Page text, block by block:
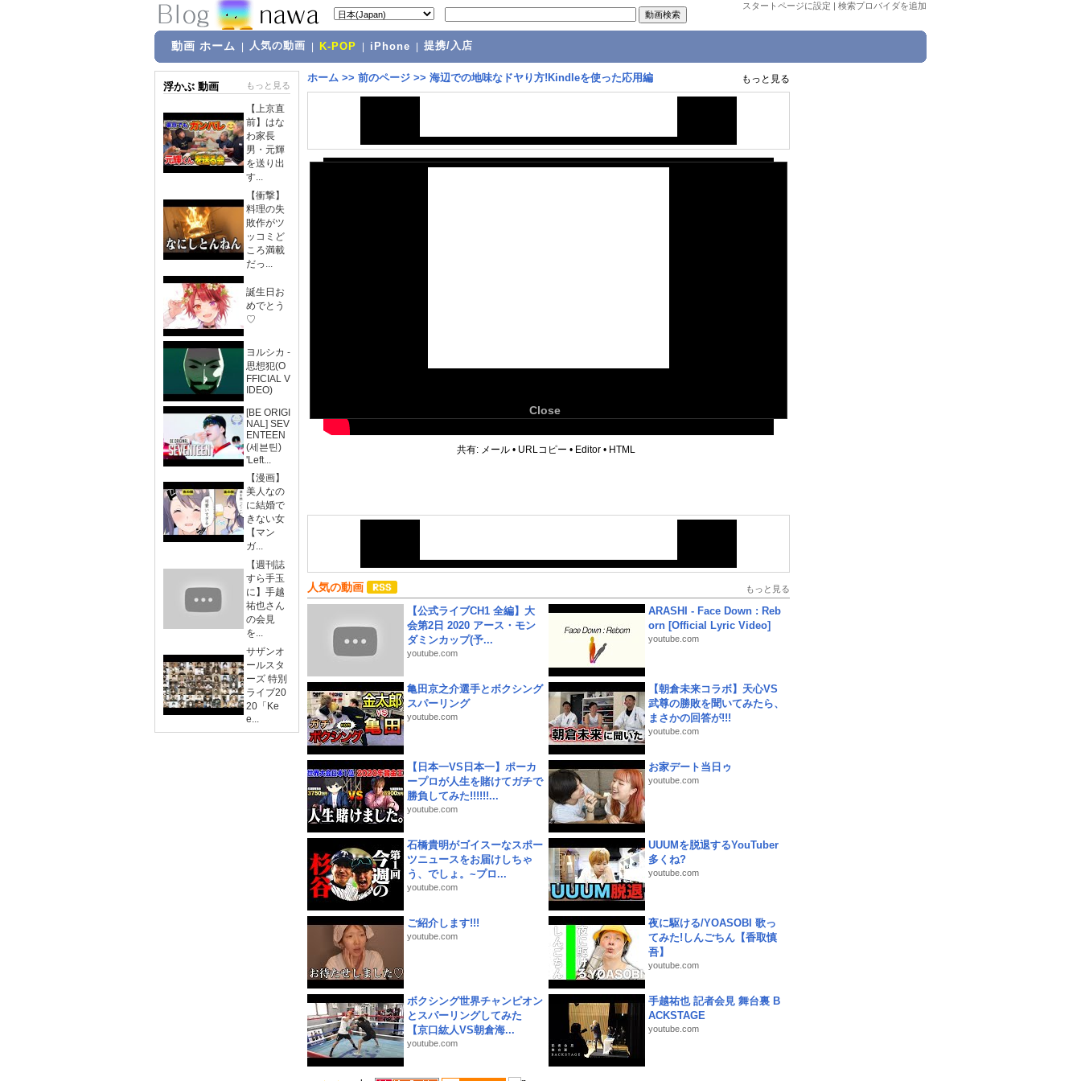
スタートページに設定 | 検索プロバイダを追加
動画 ホーム 人気の動画 K-POP iPhone 提携/入店
浮かぶ 動画 もっと見る
【上京直
前】はな
わ家長
男・元輝
を送り出
す...
【衝撃】
料理の失
敗作がツ
ッコミど
ころ満載
だっ...
誕生日お
めでとう
♡
ヨルシカ -
思想犯(O
FFICIAL V
IDEO)
[BE ORIGI
NAL] SEV
ENTEEN
(세븐틴)
'Left...
【漫画】
美人なの
に結婚で
きない女
【マン
ガ...
【週刊誌
すら手玉
に】手越
祐也さん
の会見
を...
サザンオ
ールスタ
ーズ 特別
ライブ20
20「Ke
e...
ホーム >> 前のページ >> 海辺での地味なドヤり方!Kindleを使った応用編 もっと見る
Close
共有: メール • URLコピー • Editor • HTML
人気の動画 もっと見る
【公式ライブCH1 全編】大
会第2日 2020 アース・モン
ダミンカップ(予...
youtube.com
ARASHI - Face Down : Reb
orn [Official Lyric Video]
youtube.com
亀田京之介選手とボクシング
スパーリング
youtube.com
【朝倉未来コラボ】天心VS
武尊の勝敗を聞いてみたら、
まさかの回答が!!!
youtube.com
【日本一VS日本一】ポーカ
ープロが人生を賭けてガチで
勝負してみた!!!!!!...
youtube.com
お家デート当日ゥ
youtube.com
石橋貴明がゴイスーなスポー
ツニュースをお届けしちゃ
う、でしょ。~プロ...
youtube.com
UUUMを脱退するYouTuber
多くね?
youtube.com
ご紹介します!!!
youtube.com
夜に駆ける/YOASOBI 歌っ
てみた!しんごちん【香取慎
吾】
youtube.com
ボクシング世界チャンピオン
とスパーリングしてみた
【京口紘人VS朝倉海...
youtube.com
手越祐也 記者会見 舞台裏 B
ACKSTAGE
youtube.com